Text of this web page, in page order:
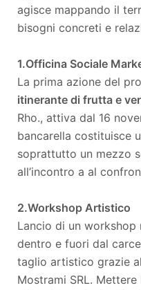
agisce mappando il
bisogni concreti e
1.Officina Sociale
La prima azione del
itinerante di frutta e
Rho., attiva dal 16
bancarella costituisce
soprattutto un mezzo
all’incontro a al
2.Workshop Artistico
Lancio di un
dentro e fuori dal
taglio artistico grazie
Mostrami SRL.